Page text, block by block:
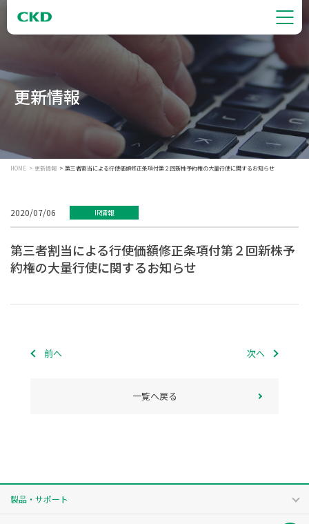
更新情報
HOME 更新情報 第三者割当による行使価額修正条項付第２回新株予約権の大量行使に関するお知らせ
2020/07/06 IR情報
第三者割当による行使価額修正条項付第２回新株予
約権の大量行使に関するお知らせ
前へ 次へ
一覧へ戻る
製品・サポート